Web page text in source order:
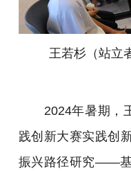
王若杉（站立
2024年暑期，
践创新大赛实践创
振兴路径研究——基